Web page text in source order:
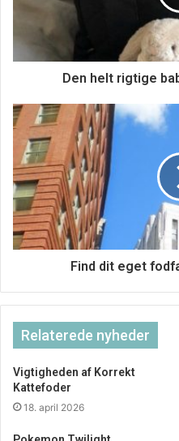
Kom i kontakt med
Den helt rigtige
Find dit eget
Relaterede nyheder
Vigtigheden af Korrekt
Kattefoder
18. april 2026